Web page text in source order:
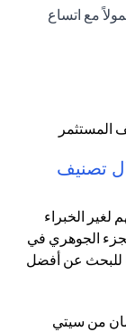
مع اتساع
تصنيف
لغير الخبراء
الجوهري في
للبحث عن أفضل